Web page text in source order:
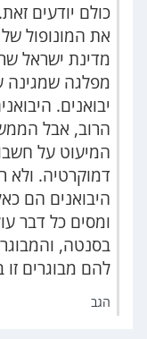
כולם יודעים
את המונופול
מדינת ישראל
מפלגה שמגינה
יבואנים.
הרוב, אבל
המיעוט על
דמוקרטיה. ולא
היבואנים הם
בסנטה,
להם מבוגרים זו
הגב